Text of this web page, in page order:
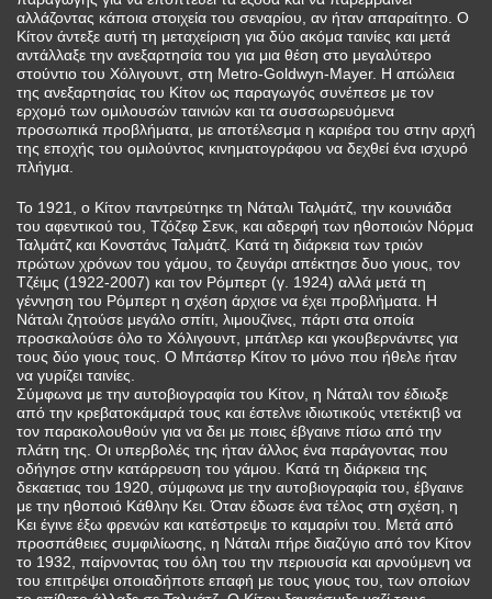
αλλάζοντας κάποια στοιχεία του σεναρίου, αν ήταν απαραίτητο. Ο
Κίτον άντεξε αυτή τη μεταχείριση για δύο ακόμα ταινίες και μετά
αντάλλαξε την ανεξαρτησία του για μια θέση στο μεγαλύτερο
στούντιο του Χόλιγουντ, στη Metro-Goldwyn-Mayer. Η απώλεια
της ανεξαρτησίας του Κίτον ως παραγωγός συνέπεσε με τον
ερχομό των ομιλουσών ταινιών και τα συσσωρευόμενα
προσωπικά προβλήματα, με αποτέλεσμα η καριέρα του στην αρχή
της εποχής του ομιλούντος κινηματογράφου να δεχθεί ένα ισχυρό
πλήγμα.
Το 1921, ο Κίτον παντρεύτηκε τη Νάταλι Ταλμάτζ, την κουνιάδα
του αφεντικού του, Τζόζεφ Σενκ, και αδερφή των ηθοποιών Νόρμα
Ταλμάτζ και Κονστάνς Ταλμάτζ. Κατά τη διάρκεια των τριών
πρώτων χρόνων του γάμου, το ζευγάρι απέκτησε δυο γιους, τον
Τζέιμς (1922-2007) και τον Ρόμπερτ (γ. 1924) αλλά μετά τη
γέννηση του Ρόμπερτ η σχέση άρχισε να έχει προβλήματα. Η
Νάταλι ζητούσε μεγάλο σπίτι, λιμουζίνες, πάρτι στα οποία
προσκαλούσε όλο το Χόλιγουντ, μπάτλερ και γκουβερνάντες για
τους δύο γιους τους. Ο Μπάστερ Κίτον το μόνο που ήθελε ήταν
να γυρίζει ταινίες.
Σύμφωνα με την αυτοβιογραφία του Κίτον, η Νάταλι τον έδιωξε
από την κρεβατοκάμαρά τους και έστελνε ιδιωτικούς ντετέκτιβ να
τον παρακολουθούν για να δει με ποιες έβγαινε πίσω από την
πλάτη της. Οι υπερβολές της ήταν άλλος ένα παράγοντας που
οδήγησε στην κατάρρευση του γάμου. Κατά τη διάρκεια της
δεκαετιας του 1920, σύμφωνα με την αυτοβιογραφία του, έβγαινε
με την ηθοποιό Κάθλην Κει. Όταν έδωσε ένα τέλος στη σχέση, η
Κει έγινε έξω φρενών και κατέστρεψε το καμαρίνι του. Μετά από
προσπάθειες συμφιλίωσης, η Νάταλι πήρε διαζύγιο από τον Κίτον
το 1932, παίρνοντας του όλη του την περιουσία και αρνούμενη να
του επιτρέψει οποιαδήποτε επαφή με τους γιους του, των οποίων